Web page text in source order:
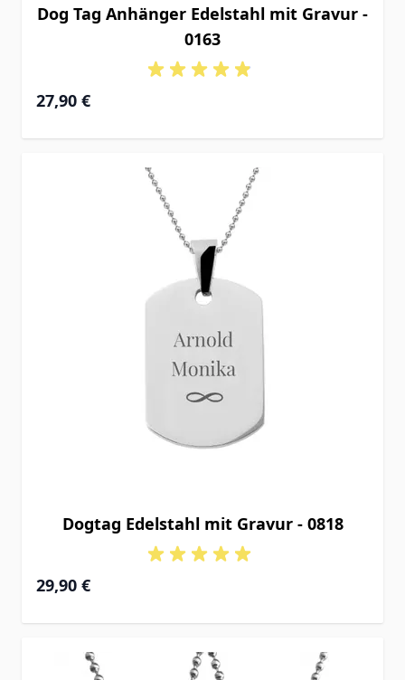
Dog Tag Anhänger Edelstahl mit Gravur -
0163
27,90 €
Dogtag Edelstahl mit Gravur - 0818
29,90 €